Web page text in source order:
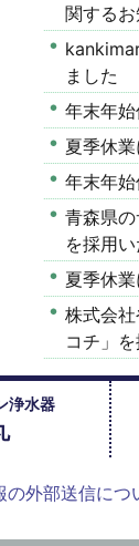
関する
ました
年末年
夏季休
年末年
青森県
を採用
夏季休
株式会
コチ」
浄水器
の外部送信につ